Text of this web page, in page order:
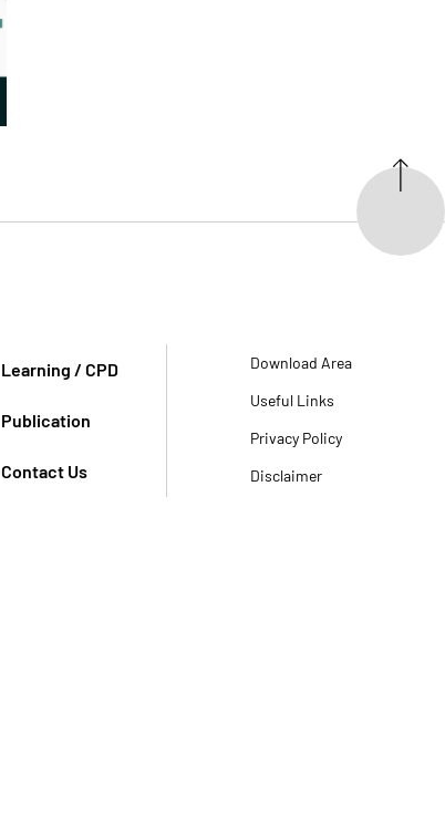
Learning / CPD
Publication
Contact Us
Download Area
Useful Links
Privacy Policy
Disclaimer